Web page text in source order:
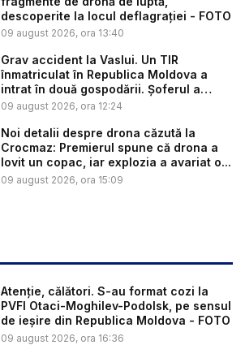
descoperite la locul deflagrației - FOTO
09 august 2026, ora 13:40
Grav accident la Vaslui. Un TIR
înmatriculat în Republica Moldova a
intrat în două gospodării. Șoferul a
răm...
09 august 2026, ora 12:24
Noi detalii despre drona căzută la
Crocmaz: Premierul spune că drona a
lovit un copac, iar explozia a avariat o...
09 august 2026, ora 15:09
Atenție, călători. S-au format cozi la
PVFI Otaci-Moghilev-Podolsk, pe sensul
de ieșire din Republica Moldova - FOTO
09 august 2026, ora 16:36